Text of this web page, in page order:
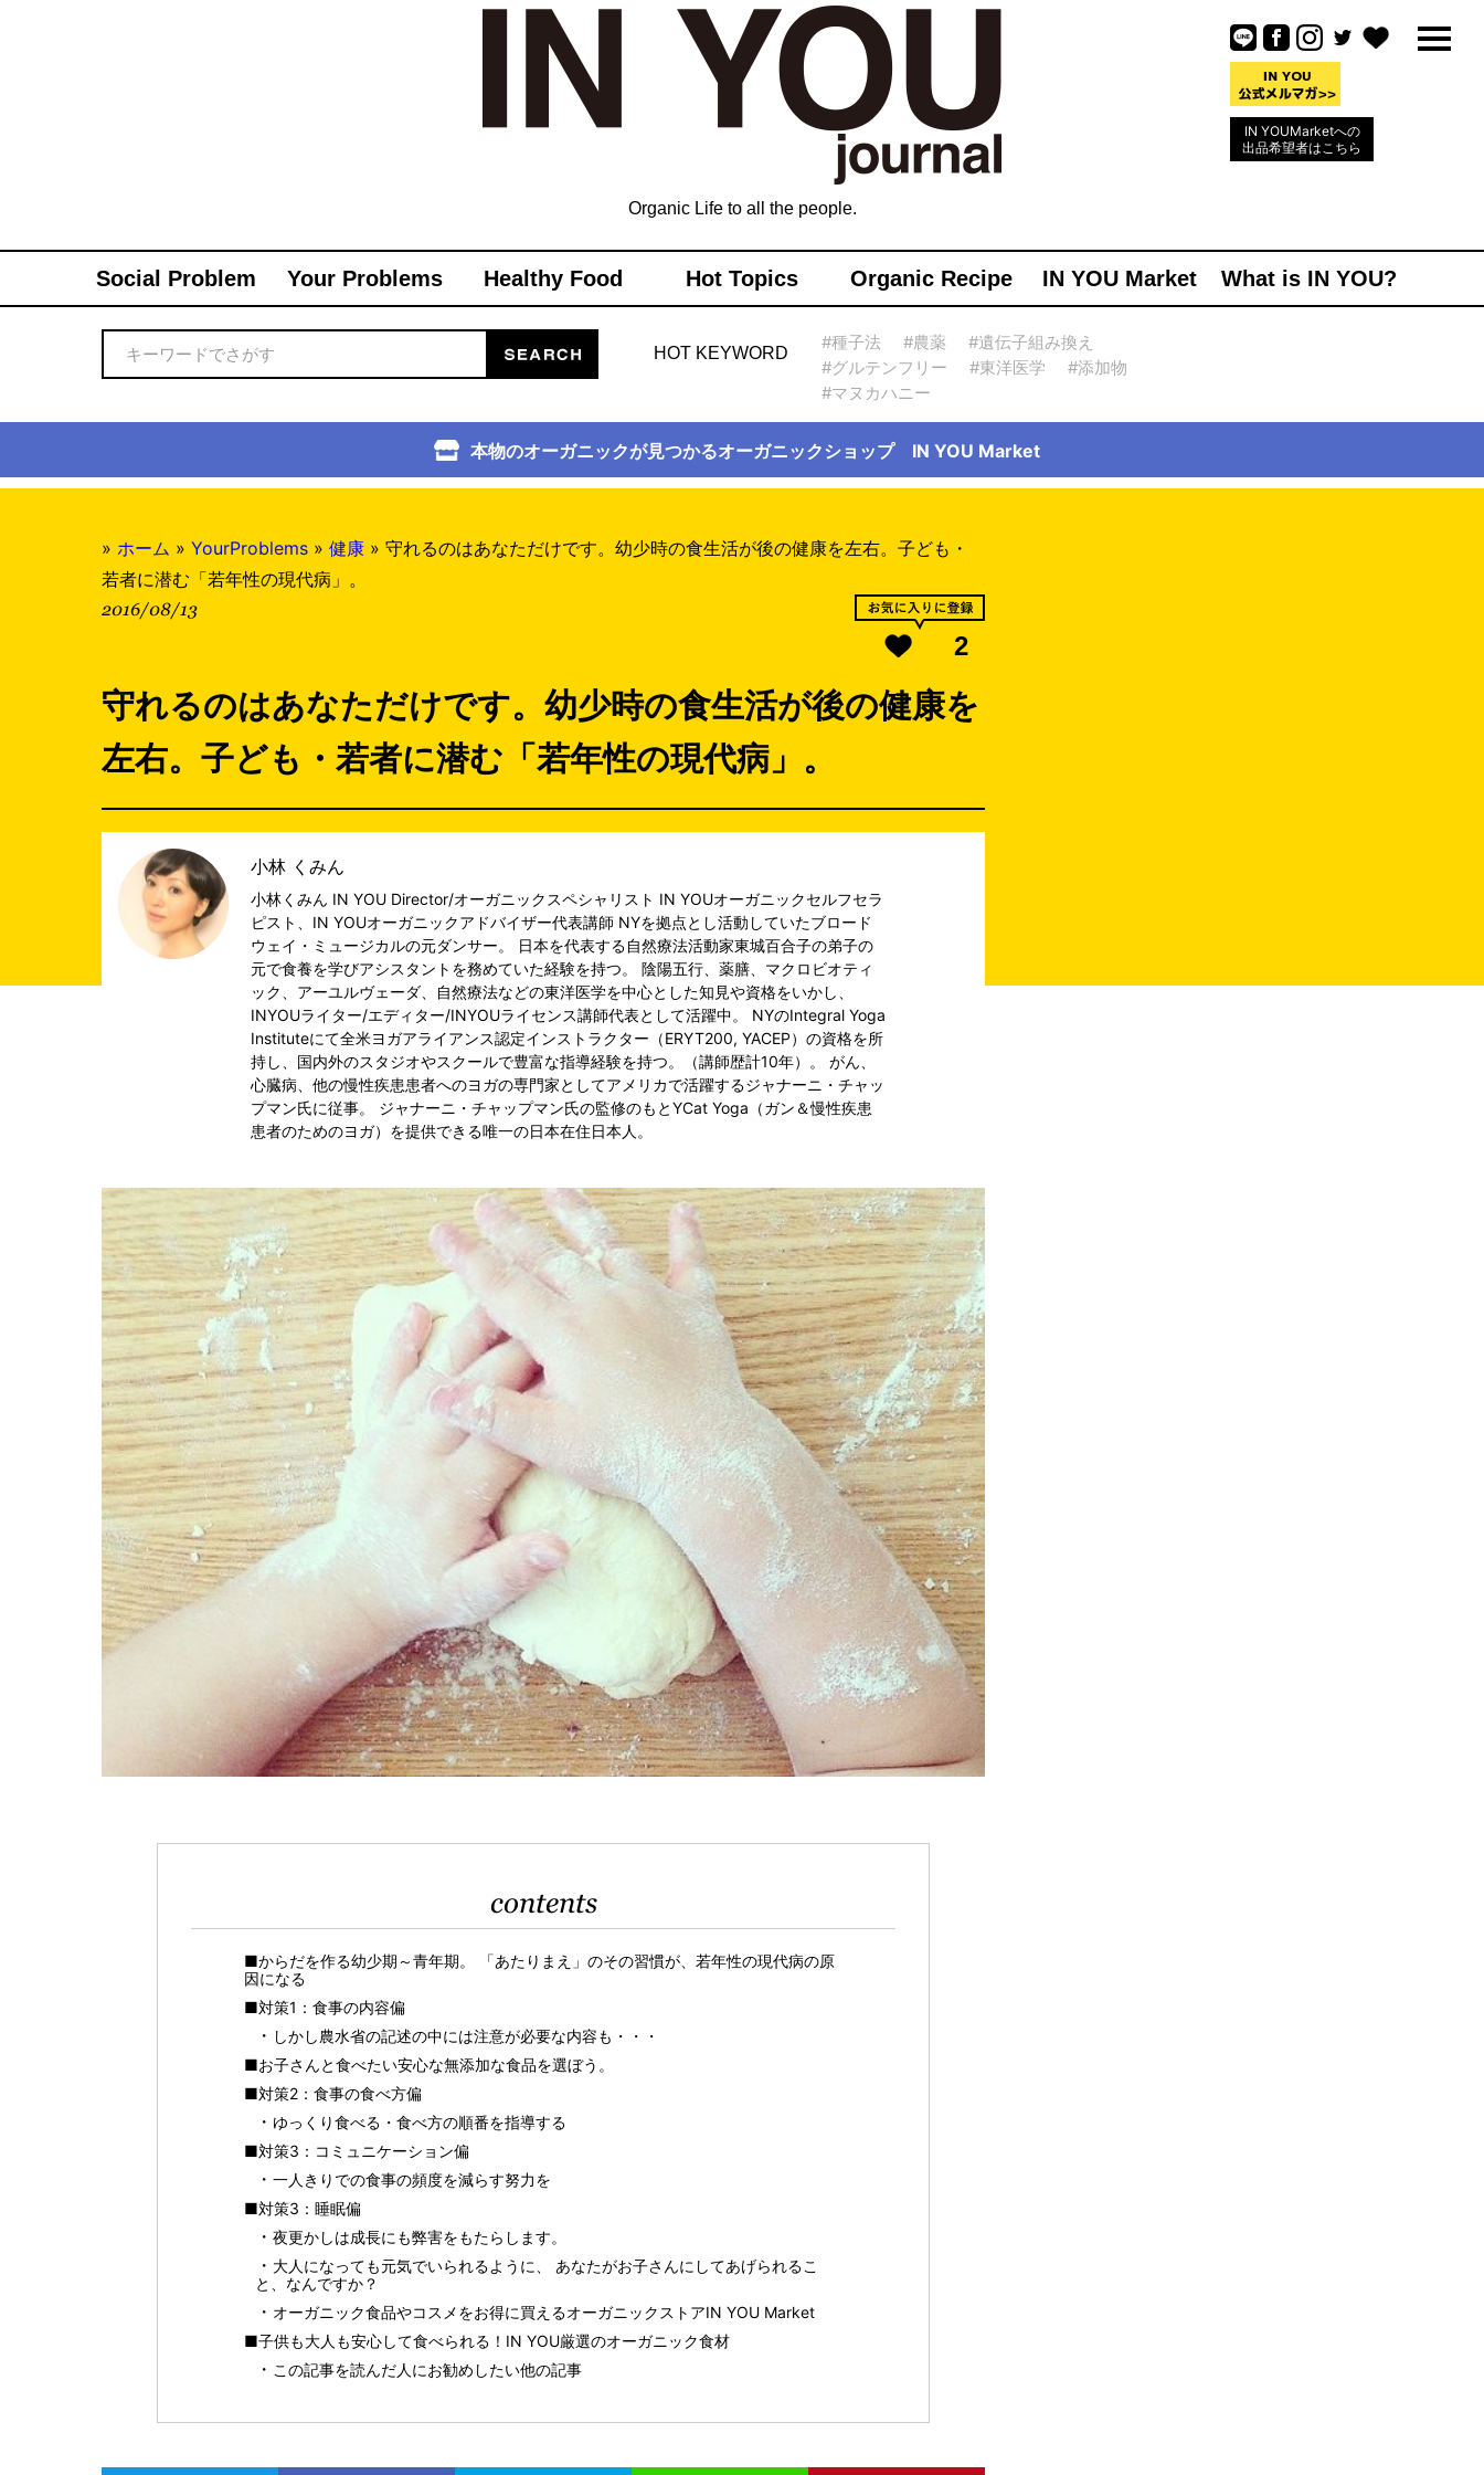
IN YOUMarketへの
出品希望者はこちら
Organic Life to all the people.
Social Problem Your Problems Healthy Food Hot Topics Organic Recipe IN YOU Market What is IN YOU?
HOT KEYWORD
#種子法 #農薬
#遺伝子組み換え
#グルテンフリー
#東洋医学
#添加物
#マヌカハニー
本物のオーガニックが見つかるオーガニックショップ IN YOU Market
» ホーム » YourProblems » 健康 » 守れるのはあなただけです。幼少時の食生活が後の健康を左右。子ども・
若者に潜む「若年性の現代病」。
2016/08/13
2
守れるのはあなただけです。幼少時の食生活が後の健康を
左右。子ども・若者に潜む「若年性の現代病」。
小林 くみん
小林くみん IN YOU Director/オーガニックスペシャリスト IN YOUオーガニックセルフセラ
ピスト、IN YOUオーガニックアドバイザー代表講師 NYを拠点とし活動していたブロード
ウェイ・ミュージカルの元ダンサー。 日本を代表する自然療法活動家東城百合子の弟子の
元で食養を学びアシスタントを務めていた経験を持つ。 陰陽五行、薬膳、マクロビオティ
ック、アーユルヴェーダ、自然療法などの東洋医学を中心とした知見や資格をいかし、
INYOUライター/エディター/INYOUライセンス講師代表として活躍中。 NYのIntegral Yoga
Instituteにて全米ヨガアライアンス認定インストラクター（ERYT200, YACEP）の資格を所
持し、国内外のスタジオやスクールで豊富な指導経験を持つ。（講師歴計10年）。 がん、
心臓病、他の慢性疾患患者へのヨガの専門家としてアメリカで活躍するジャナーニ・チャッ
プマン氏に従事。 ジャナーニ・チャップマン氏の監修のもとYCat Yoga（ガン＆慢性疾患
患者のためのヨガ）を提供できる唯一の日本在住日本人。
contents
■からだを作る幼少期～青年期。 「あたりまえ」のその習慣が、若年性の現代病の原
因になる
■対策1：食事の内容偏
しかし農水省の記述の中には注意が必要な内容も・・・
■お子さんと食べたい安心な無添加な食品を選ぼう。
■対策2：食事の食べ方偏
ゆっくり食べる・食べ方の順番を指導する
■対策3：コミュニケーション偏
一人きりでの食事の頻度を減らす努力を
■対策3：睡眠偏
夜更かしは成長にも弊害をもたらします。
大人になっても元気でいられるように、 あなたがお子さんにしてあげられるこ
と、なんですか？
オーガニック食品やコスメをお得に買えるオーガニックストアIN YOU Market
■子供も大人も安心して食べられる！IN YOU厳選のオーガニック食材
この記事を読んだ人にお勧めしたい他の記事